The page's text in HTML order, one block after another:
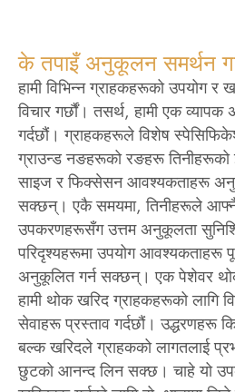
के तपाइँ अनुकूलन समर्थन
हामी विभिन्न ग्राहकहरूको उपयोग र
विचार गर्छौं। तसर्थ, हामी एक
गर्दछौं। ग्राहकहरूले विशेष
ग्राउन्ड नङहरूको रङहरू
साइज र फिक्सेसन आवश्यकताहरू
सक्छन्। एकै समयमा, तिनीहरूले
उपकरणहरूसँग उत्तम अनुकूलता
परिदृश्यहरूमा उपयोग आवश्यकताहरू
अनुकूलित गर्न सक्छन्। एक पेशेवर
हामी थोक खरिद ग्राहकहरूको लागि
सेवाहरू प्रस्ताव गर्दछौं। उद्धरणहरू
बल्क खरिदले ग्राहकको लागतलाई
छुटको आनन्द लिन सक्छ। चाहे यो